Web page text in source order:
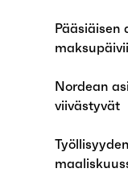
Nordean
viivästyvät